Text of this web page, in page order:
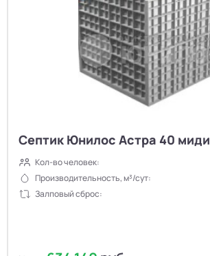
Септик Юнилос Астра 40 миди
Кол-во человек:
Производительность, м³/сут:
Залповый сброс: